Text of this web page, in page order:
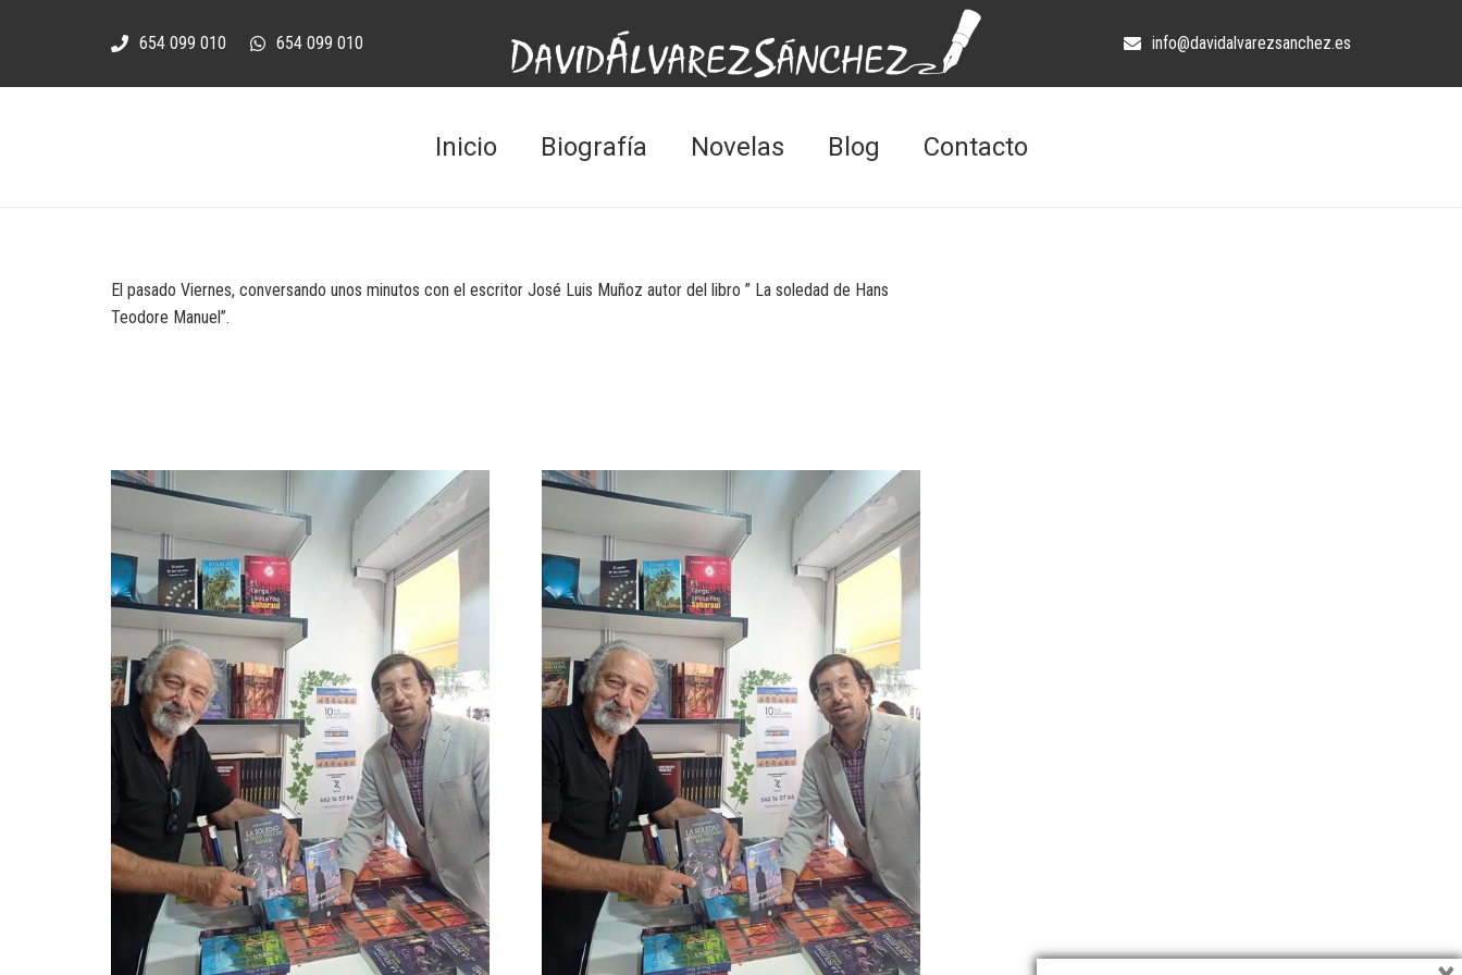
654 099 010 654 099 010 info@davidalvarezsanchez.es
Inicio Biografía Novelas Blog Contacto
El pasado Viernes, conversando unos minutos con el escritor José Luis Muñoz autor del libro ” La soledad de Hans
Teodore Manuel”.